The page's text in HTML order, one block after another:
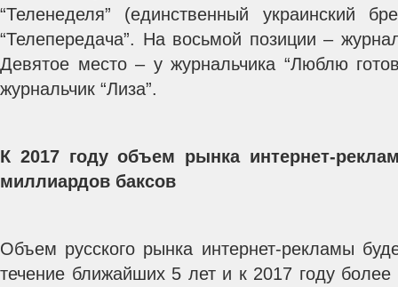
“Теленеделя” (единственный украинский
“Телепередача”. На восьмой позиции –
Девятое место – у журнальчика “Люблю
журнальчик “Лиза”.
К 2017 году объем рынка интернет-
миллиардов баксов
Объем русского рынка интернет-рекламы
течение ближайших 5 лет и к 2017 году более